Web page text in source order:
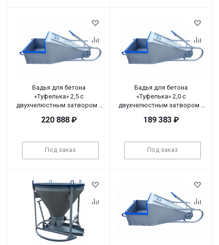
Бадья для бетона
«Туфелька» 2,5 с
двухчелюстным затвором и
220 888 ₽
Под заказ
Бадья для бетона
«Туфелька» 2,0 с
двухчелюстным затвором и
189 383 ₽
Под заказ